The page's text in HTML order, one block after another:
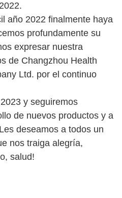
año 2022 finalmente haya
profundamente su
expresar nuestra
de Changzhou Health
Ltd. por el continuo
y seguiremos
de nuevos productos y a
deseamos a todos un
nos traiga alegría,
salud!